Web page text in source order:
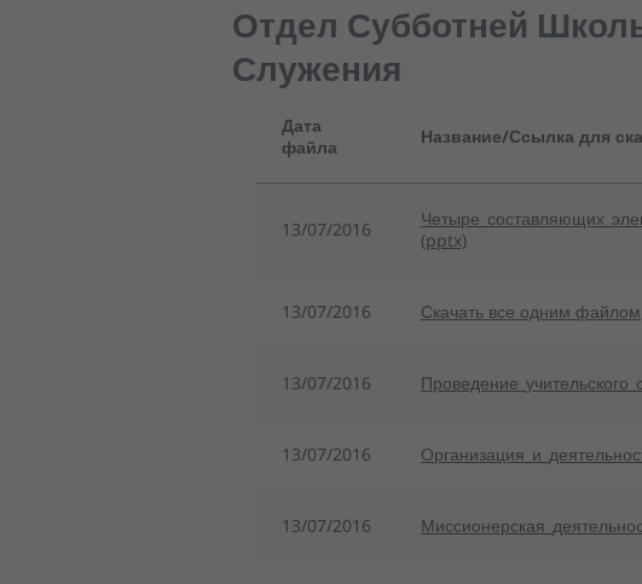
Отдел Субботней
Служения
Дата
файла
Название/Ссылка для
13/07/2016
(pptx)
13/07/2016 Скачать все одним файлом
13/07/2016
13/07/2016
13/07/2016